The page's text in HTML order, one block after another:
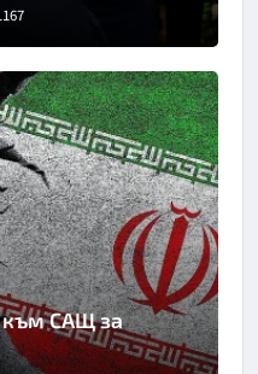
към САЩ за